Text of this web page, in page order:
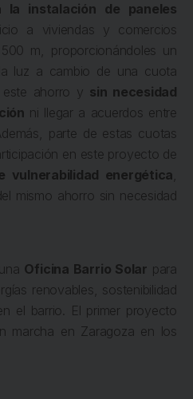
la instalación de paneles
a viviendas y comercios
m, proporcionándoles un
luz a cambio de una cuota
este ahorro y sin necesidad
ni llegar a acuerdos entre
parte de estas cuotas
en este proyecto de
vulnerabilidad energética,
mismo ahorro sin necesidad
Oficina Barrio Solar para
renovables, sostenibilidad
el barrio. El primer proyecto
marcha en Zaragoza en los